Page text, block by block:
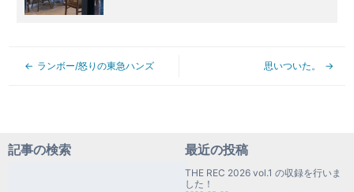
ランボー/怒りの東急ハンズ 思いついた。
記事の検索 最近の投稿
THE REC 2026 vol.1 の収録を行いま
した！